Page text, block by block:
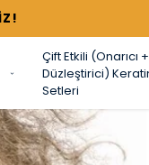
Çift Etkili (Onarıcı +
Düzleştirici)
Setleri